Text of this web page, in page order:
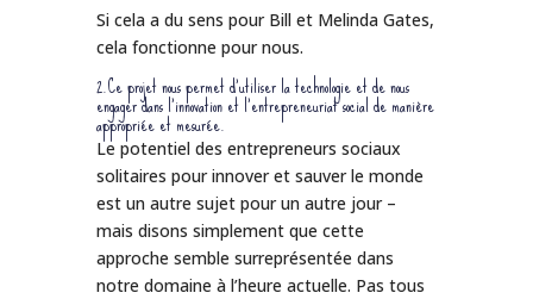
Si cela a du sens pour Bill et Melinda Gates,
cela fonctionne pour nous.
2.Ce projet nous permet d’utiliser la technologie et de nous
engager dans l’innovation et l’entrepreneuriat social de manière
appropriée et mesurée.
Le potentiel des entrepreneurs sociaux
solitaires pour innover et sauver le monde
est un autre sujet pour un autre jour –
mais disons simplement que cette
approche semble surreprésentée dans
notre domaine à l’heure actuelle. Pas tous